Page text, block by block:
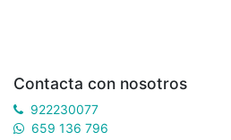
Contacta con nosotros
922230077
659 136 796